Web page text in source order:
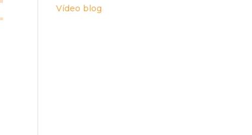
Vídeo blog